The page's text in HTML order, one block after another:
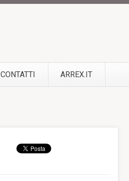
CONTATTI ARREX.IT